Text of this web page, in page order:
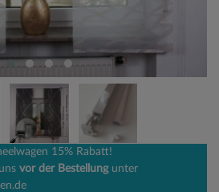
15% Rabatt!
vor der Bestellungunter